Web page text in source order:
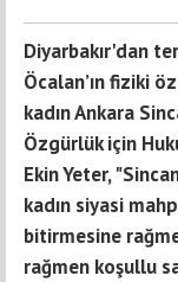
Diyarbakır'dan
Öcalan’ın fiziki
kadın Ankara
Özgürlük için
Ekin Yeter,
kadın siyasi
bitirmesine
rağmen koşullu